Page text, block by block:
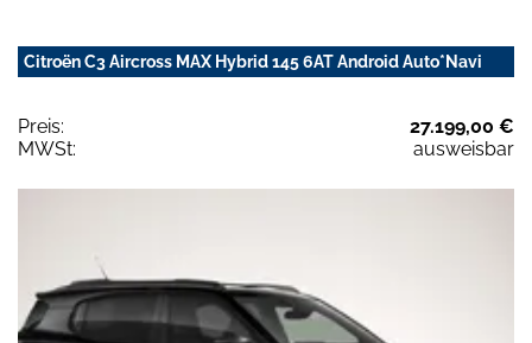
Citroën C3 Aircross MAX Hybrid 145 6AT Android Auto*Navi
Preis:
27.199,00 €
MWSt:
ausweisbar